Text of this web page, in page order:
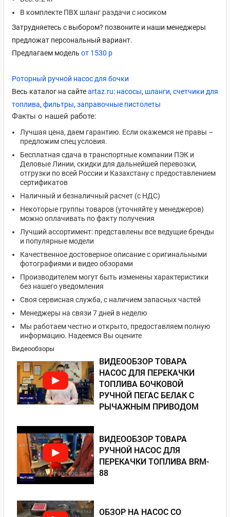
В комплекте ПВХ шланг раздачи с носиком
Затрудняетесь с выбором? позвоните и наши менеджеры
предложат персональный вариант.
Предлагаем модель от 1530 р
Роторный ручной насос для бочки
Весь каталог на сайтеartaz.ru: насосы, шланги, счетчики для
топлива, фильтры, заправочные пистолеты
Факты о нашей работе:
Лучшая цена, даем гарантию. Если окажемся не правы –
предложим спец условия.
Бесплатная сдача в транспортные компании ПЭК и
Деловые Линии, скидки для дальнейшей перевозки,
отгрузки по всей России и Казахстану с предоставлением
сертификатов
Наличный и безналичный расчет (с НДС)
Некоторые группы товаров (уточняйте у менеджеров)
можно оплачивать по факту получения
Лучший ассортимент: представлены все ведущие бренды
и популярные модели
Качественное достоверное описание с оригинальными
фотографиями и видео обзорами
Производителем могут быть изменены характеристики
без нашего уведомления
Своя сервисная служба, с наличием запасных частей
Менеджеры на связи 7 дней в неделю
Мы работаем честно и открыто, предоставляем полную
информацию. Надеемся Вы оцените
Видеообзоры
ВИДЕООБЗОР ТОВАРА
НАСОС ДЛЯ ПЕРЕКАЧКИ
ТОПЛИВА БОЧКОВОЙ
РУЧНОЙ ПЕГАС БЕЛАК С
РЫЧАЖНЫМ ПРИВОДОМ
ВИДЕООБЗОР ТОВАРА
РУЧНОЙ НАСОС ДЛЯ
ПЕРЕКАЧКИ ТОПЛИВА BRM-
88
ОБЗОР НА НАСОС СО